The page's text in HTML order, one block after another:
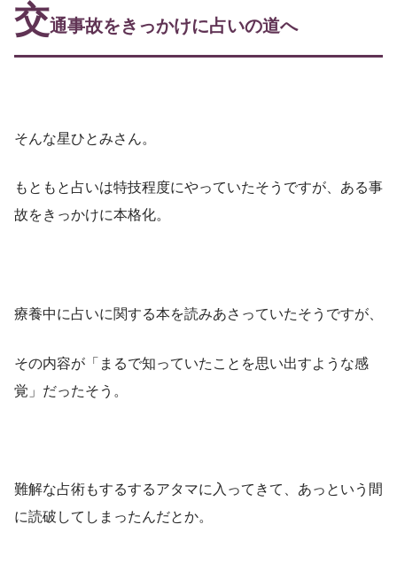
交通事故をきっかけに占いの道へ
そんな星ひとみさん。
もともと占いは特技程度にやっていたそうですが、ある事
故をきっかけに本格化。
療養中に占いに関する本を読みあさっていたそうですが、
その内容が「まるで知っていたことを思い出すような感
覚」だったそう。
難解な占術もするするアタマに入ってきて、あっという間
に読破してしまったんだとか。